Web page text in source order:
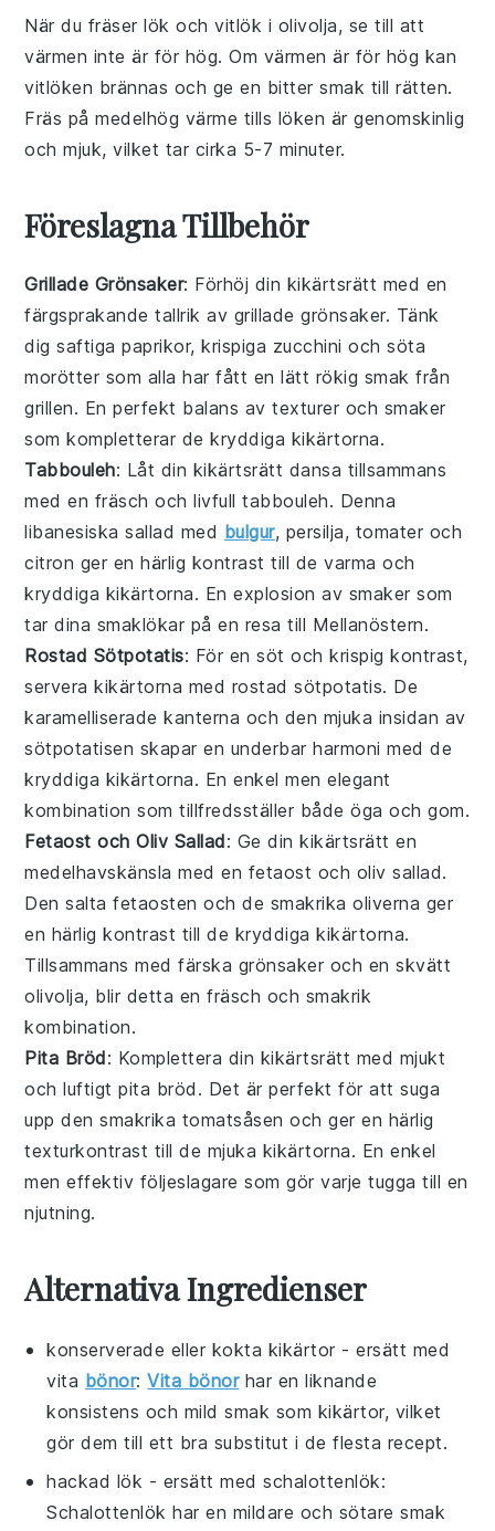
När du fräserlök ochvitlök i olivolja, se till att
värmen inte är för hög. Om värmen är för hög kan
vitlöken brännas och ge en bitter smak till rätten.
Fräs på medelhög värme tills löken är genomskinlig
och mjuk, vilket tar cirka 5-7 minuter.
Föreslagna Tillbehör
Grillade Grönsaker: Förhöj din kikärtsrätt med en
färgsprakande tallrik av grillade grönsaker. Tänk
dig saftigapaprikor, krispiga zucchini och söta
morötter som alla har fått en lätt rökig smak från
grillen. En perfekt balans av texturer och smaker
som kompletterar dekryddiga kikärtorna.
Tabbouleh: Låt din kikärtsrätt dansa tillsammans
med en fräsch och livfulltabbouleh. Denna
libanesiska sallad med bulgur, persilja, tomater och
citron ger en härlig kontrast till de varma och
kryddiga kikärtorna. En explosion av smaker som
tar dina smaklökar på en resa till Mellanöstern.
Rostad Sötpotatis: För en söt och krispig kontrast,
serverakikärtorna med rostad sötpotatis. De
karamelliserade kanterna och den mjuka insidan av
sötpotatisen skapar en underbar harmoni med de
kryddiga kikärtorna. En enkel men elegant
kombination som tillfredsställer både öga och gom.
Fetaost och Oliv Sallad: Ge dinkikärtsrätt en
medelhavskänsla med en fetaost och oliv sallad.
Den saltafetaosten och de smakrikaoliverna ger
en härlig kontrast till de kryddiga kikärtorna.
Tillsammans med färska grönsaker och en skvätt
olivolja, blir detta en fräsch och smakrik
kombination.
Pita Bröd: Komplettera din kikärtsrätt med mjukt
och luftigtpita bröd . Det är perfekt för att suga
upp den smakrika tomatsåsen och ger en härlig
texturkontrast till de mjuka kikärtorna. En enkel
men effektiv följeslagare som gör varje tugga till en
njutning.
Alternativa Ingredienser
konserverade eller kokta kikärtor - ersätt med
vita bönor:Vita bönorhar en liknande
konsistens och mild smak som kikärtor, vilket
gör dem till ett bra substitut i de flesta recept.
hackad lök - ersätt medschalottenlök:
Schalottenlök har en mildare och sötare smak